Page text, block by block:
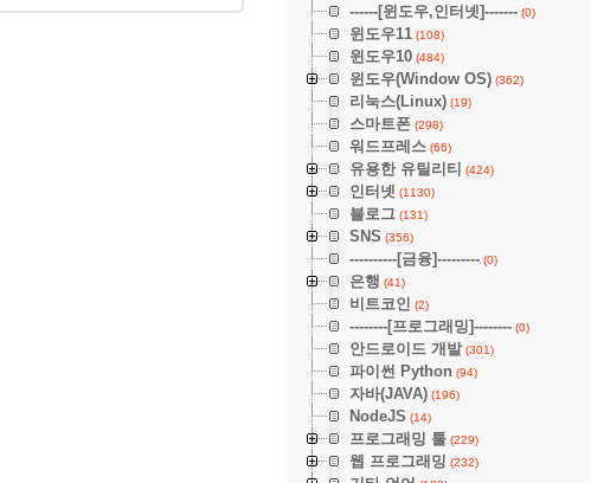
------[윈도우,인터넷]------- (0)
윈도우11 (108)
윈도우10 (484)
윈도우(Window OS) (362)
리눅스(Linux) (19)
스마트폰 (298)
워드프레스 (66)
유용한 유틸리티 (424)
인터넷 (1130)
블로그 (131)
SNS (356)
----------[금융]--------- (0)
은행 (41)
비트코인 (2)
--------[프로그래밍]-------- (0)
안드로이드 개발(301)
파이썬 Python (94)
자바(JAVA) (196)
NodeJS (14)
프로그래밍 툴 (229)
웹 프로그래밍 (232)